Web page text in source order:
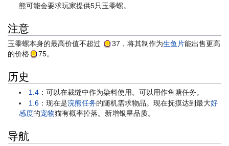
熊可能会要求玩家提供5只玉黍螺。
注意
玉黍螺本身的最高价值不超过 37 ，将其制作为生鱼片能出售更高
的价格
75。
历史
1.4 ：可以在裁缝中作为染料使用。可以用作鱼塘任务。
1.6 ：现在是浣熊任务的随机需求物品。现在抚摸达到最大好
感度的宠物猫有概率掉落。新增银星品质。
导航